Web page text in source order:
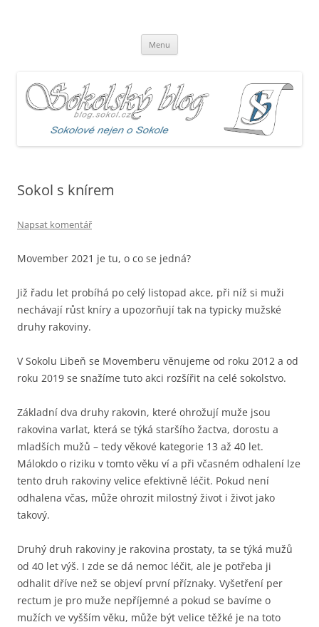
Menu
Sokol s knírem
Napsat komentář
Movember 2021 je tu, o co se jedná?
Již řadu let probíhá po celý listopad akce, při níž si muži
nechávají růst kníry a upozorňují tak na typicky mužské
druhy rakoviny.
V Sokolu Libeň se Movemberu věnujeme od roku 2012 a od
roku 2019 se snažíme tuto akci rozšířit na celé sokolstvo.
Základní dva druhy rakovin, které ohrožují muže jsou
rakovina varlat, která se týká staršího žactva, dorostu a
mladších mužů – tedy věkové kategorie 13 až 40 let.
Málokdo o riziku v tomto věku ví a při včasném odhalení lze
tento druh rakoviny velice efektivně léčit. Pokud není
odhalena včas, může ohrozit milostný život i život jako
takový.
Druhý druh rakoviny je rakovina prostaty, ta se týká mužů
od 40 let výš. I zde se dá nemoc léčit, ale je potřeba ji
odhalit dříve než se objeví první příznaky. Vyšetření per
rectum je pro muže nepříjemné a pokud se bavíme o
mužích ve vyšším věku, může být velice těžké je na toto